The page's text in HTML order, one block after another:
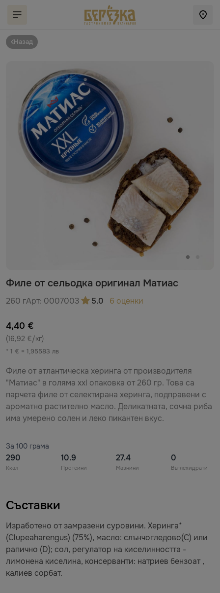
Назад
Филе от сельодка оригинал Матиас
260 гАрт: 0007003 5.0 6 оценки
4,40 €
(16,92 €/кг)
* 1 € = 1,95583 лв
Филе от атлантическа херинга от производителя
"Матиас" в голяма xxl опаковка от 260 гр. Това са
парчета филе от селектирана херинга, подправени с
ароматно растително масло. Деликатната, сочна риба
има умерено солен и леко пикантен вкус.
За 100 грама
290
Ккал
10.9
Протеини
27.4
Мазнини
0
Въглехидрати
Съставки
Изработено от замразени суровини. Херинга*
(Clupeaharengus) (75%), масло: слънчогледово(С) или
рапично (D); сол, регулатор на киселинността -
лимонена киселина, консерванти: натриев бензоат ,
калиев сорбат.